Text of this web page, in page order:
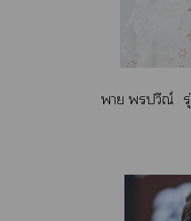
า ปวีณ์ รุ่